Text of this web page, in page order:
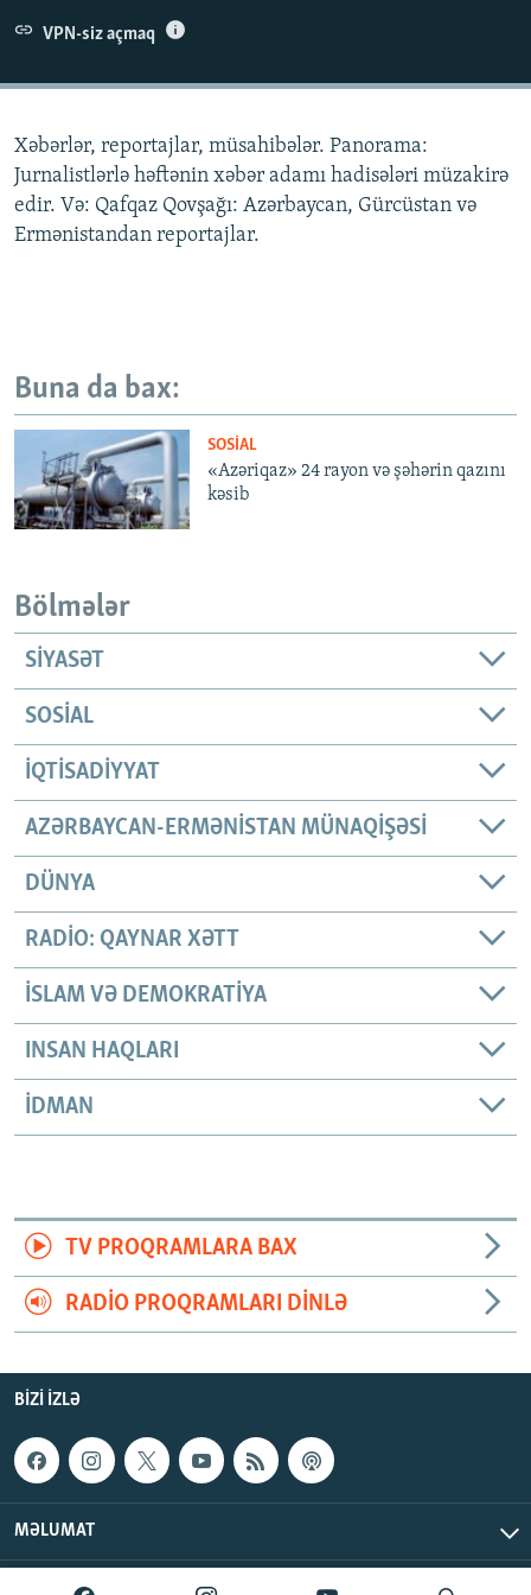
İNFOQRAFIKA
AZƏRBAYCAN ƏDƏBIYYATI KITABXANASI
MISSIYAMIZ
AZADLIQRADIOSU MOBIL TELEFONUNUZDA
BIZIMLƏ ƏLAQƏ
XƏBƏR BÜLLETENLƏRIMIZ
BIZI IZLƏ
RFE/RL-in bütün saytları
VPN-siz açmaq
Xəbərlər, reportajlar, müsahibələr. Panorama:
Jurnalistlərlə həftənin xəbər adamı hadisələri müzakirə
edir. Və: Qafqaz Qovşağı: Azərbaycan, Gürcüstan və
Ermənistandan reportajlar.
Buna da bax:
SOSIAL
«Azəriqaz» 24 rayon və şəhərin qazını
kəsib
Bölmələr
SIYASƏT
SOSIAL
İQTISADIYYAT
AZƏRBAYCAN-ERMƏNISTAN MÜNAQIŞƏSI
DÜNYA
RADIO: QAYNAR XƏTT
İSLAM VƏ DEMOKRATIYA
INSAN HAQLARI
İDMAN
TV PROQRAMLARA BAX
RADIO PROQRAMLARI DINLƏ
BIZI IZLƏ
MƏLUMAT